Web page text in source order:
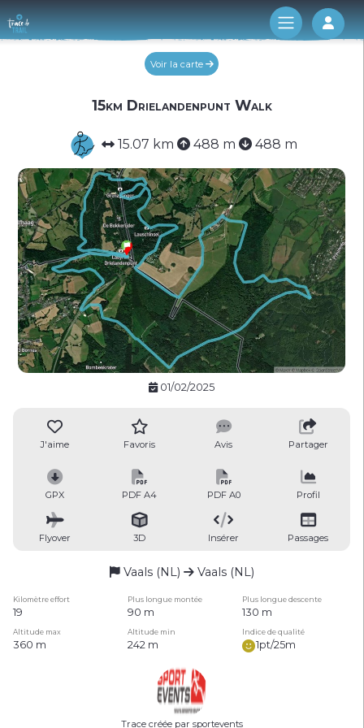
Log
Voir la carte
15km Drielandenpunt Walk
15.07 km 488 m 488 m
01/02/2025
J'aime Favoris Avis Partager
GPX PDF A4 PDF A0 Profil
Flyover 3D Insérer Passages
Vaals (NL) Vaals (NL)
Kilomètre effort Plus longue montée Plus longue descente
19 90 m 130 m
Altitude max Altitude min Indice de qualité
360 m 242 m 1pt/25m
Trace créée par sportevents